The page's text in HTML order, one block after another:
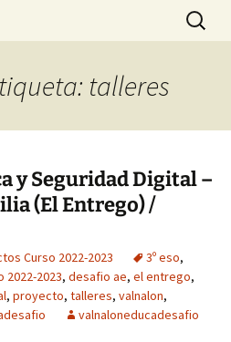
Buscar:
talleres
y Seguridad Digital –
(El Entrego) /
Curso 2022-2023 3º eso,
2022-2023, desafio ae, el entrego,
, proyecto, talleres, valnalon,
valnaloneducadesafio